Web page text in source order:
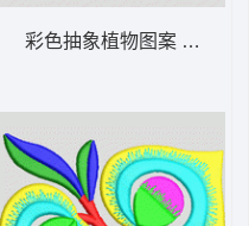
彩色抽象植物图案 简单花